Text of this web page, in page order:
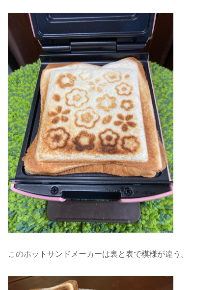
このホットサンドメーカーは裏と表で模様が違う。